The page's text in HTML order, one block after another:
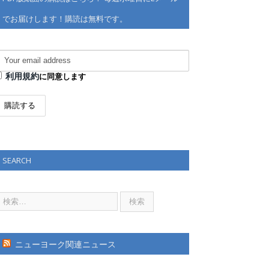
でお届けします！購読は無料です。
利用規約に同意します
SEARCH
ニューヨーク関連ニュース